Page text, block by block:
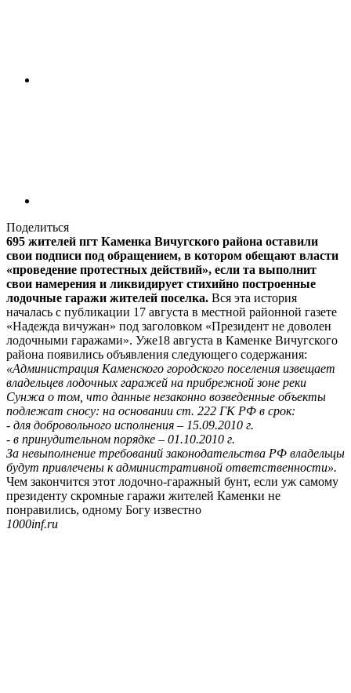
Поделиться
695 жителей пгт Каменка Вичугского района оставили
свои подписи под обращением, в котором обещают власти
«проведение протестных действий», если та выполнит
свои намерения и ликвидирует стихийно построенные
лодочные гаражи жителей поселка. Вся эта история
началась с публикации 17 августа в местной районной газете
«Надежда вичужан» под заголовком «Президент не доволен
лодочными гаражами». Уже18 августа в Каменке Вичугского
района появились объявления следующего содержания:
«Администрация Каменского городского поселения извещает
владельцев лодочных гаражей на прибрежной зоне реки
Сунжа о том, что данные незаконно возведенные объекты
подлежат сносу: на основании ст. 222 ГК РФ в срок:
- для добровольного исполнения – 15.09.2010 г.
- в принудительном порядке – 01.10.2010 г.
За невыполнение требований законодательства РФ владельцы
будут привлечены к административной ответственности».
Чем закончится этот лодочно-гаражный бунт, если уж самому
президенту скромные гаражи жителей Каменки не
понравились, одному Богу известно
1000inf.ru